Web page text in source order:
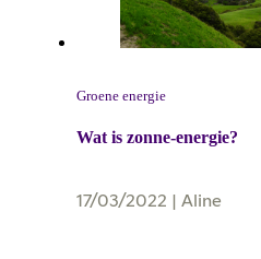
Groene energie
Wat is zonne-energie?
17/03/2022 |Aline